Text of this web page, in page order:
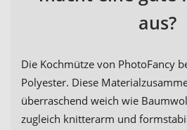
aus?
Die Kochmütze von PhotoFancy
Polyester. Diese
überraschend weich wie
zugleich knitterarm und